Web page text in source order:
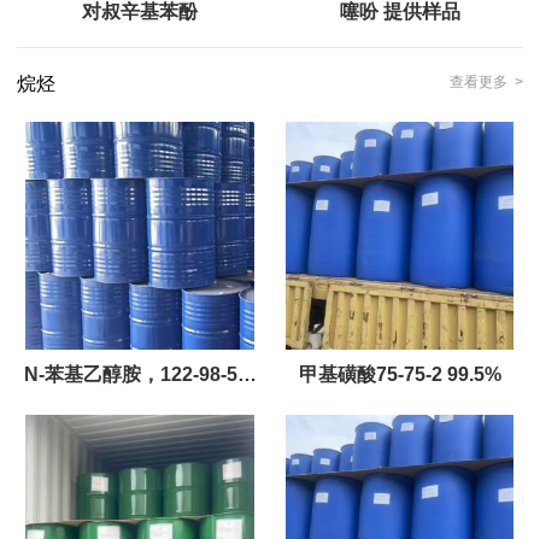
对叔辛基苯酚 噻吩 提供样品
烷烃 查看更多 >
N-苯基乙醇胺，122-98-5，
N-羟乙基苯胺
甲基磺酸75-75-2 99.5%